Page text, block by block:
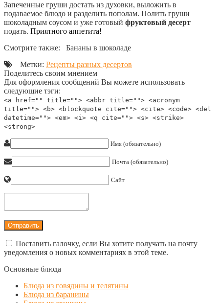
Запеченные груши достать из духовки, выложить в
подаваемое блюдо и разделить пополам. Полить груши
шоколадным соусом и уже готовый фруктовый десерт
подать. Приятного аппетита!
Смотрите также: Бананы в шоколаде
Метки: Рецепты разных десертов
Поделитесь своим мнением
Для оформления сообщений Вы можете использовать
следующие тэги:
<a href="" title=""> <abbr title=""> <acronym
title=""> <b> <blockquote cite=""> <cite> <code> <del
datetime=""> <em> <i> <q cite=""> <s> <strike>
<strong>
Имя (обязательно)
Почта (обязательно)
Сайт
Поставить галочку, если Вы хотите получать на почту
уведомления о новых комментариях в этой теме.
Основные блюда
Блюда из говядины и телятины
Блюда из баранины